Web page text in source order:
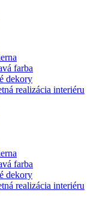
farba
dekory
realizácia interiéru
farba
dekory
realizácia interiéru